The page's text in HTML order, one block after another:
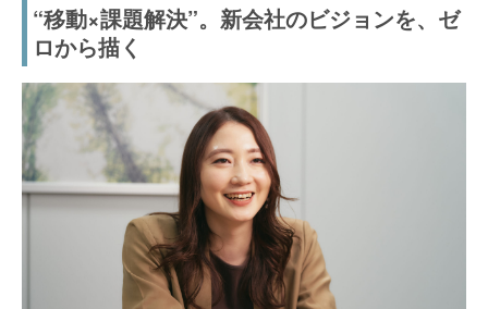
“移動×課題解決”。新会社のビジョンを、ゼ
ロから描く